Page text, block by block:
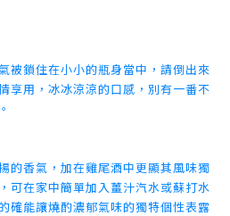
被鎖住在小小的瓶身當中，請倒出來
享用，冰冰涼涼的口感，別有一番不
的香氣，加在雞尾酒中更顯其風味獨
可在家中簡單加入薑汁汽水或蘇打水
確能讓燒酌濃郁氣味的獨特個性表露